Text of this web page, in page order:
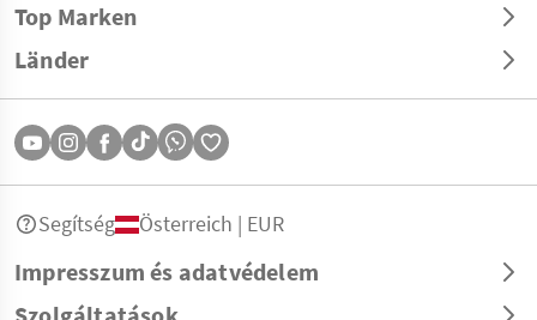
Top Marken
Länder
Impresszum és adatvédelem
Segítség Österreich | EUR